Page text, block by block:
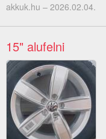
akkuk.hu – 2026.02.04.
15" alufelni